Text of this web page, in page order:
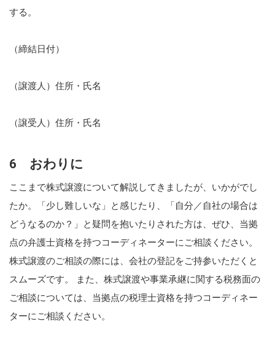
する。
（締結日付）
（譲渡人）住所・氏名
（譲受人）住所・氏名
6 おわりに
ここまで株式譲渡について解説してきましたが、いかがでし
たか。「少し難しいな」と感じたり、「自分／自社の場合は
どうなるのか？」と疑問を抱いたりされた方は、ぜひ、当拠
点の弁護士資格を持つコーディネーターにご相談ください。
株式譲渡のご相談の際には、会社の登記をご持参いただくと
スムーズです。 また、株式譲渡や事業承継に関する税務面の
ご相談については、当拠点の税理士資格を持つコーディネー
ターにご相談ください。